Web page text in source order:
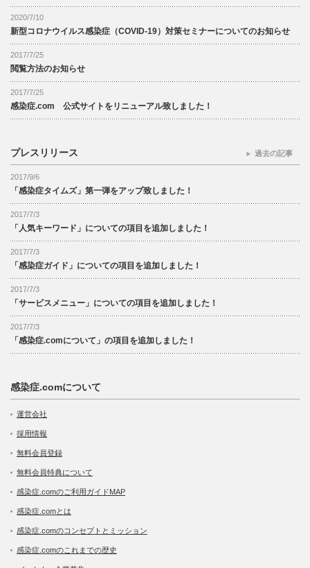
2020/7/10
新型コロナウイルス感染症（COVID-19）対策セミナーについてのお知らせ
2017/7/25
閲覧方法のお知らせ
2017/7/25
感染症.com 公式サイトをリニューアル致しました！
プレスリリース
2017/9/6
「感染症タイムズ」第一弾をアップ致しました！
2017/7/3
「人気キーワード」についての項目を追加しました！
2017/7/3
「感染症ガイド」についての項目を追加しました！
2017/7/3
「サービスメニュー」についての項目を追加しました！
2017/7/3
「感染症.comについて」の項目を追加しました！
過去の記事
感染症.comについて
運営会社
採用情報
無料会員登録
無料会員特典について
感染症.comのご利用ガイドMAP
感染症.comとは
感染症.comのコンセプトとミッション
感染症.comのこれまでの歴史